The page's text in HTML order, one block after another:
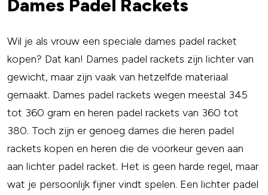
Dames Padel Rackets
Wil je als vrouw een speciale dames padel racket
kopen? Dat kan! Dames padel rackets zijn lichter van
gewicht, maar zijn vaak van hetzelfde materiaal
gemaakt. Dames padel rackets wegen meestal 345
tot 360 gram en heren padel rackets van 360 tot
380. Toch zijn er genoeg dames die heren padel
rackets kopen en heren die de voorkeur geven aan
aan lichter padel racket. Het is geen harde regel, maar
wat je persoonlijk fijner vindt spelen. Een lichter padel